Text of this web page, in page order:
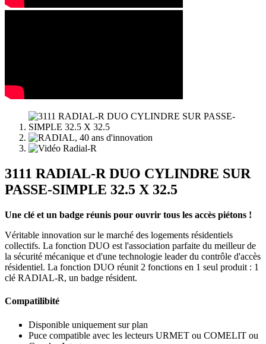
3111 RADIAL-R DUO CYLINDRE SUR
PASSE-SIMPLE 32.5 X 32.5
Une clé et un badge réunis pour ouvrir tous les accès piétons !
Véritable innovation sur le marché des logements résidentiels
collectifs. La fonction DUO est l'association parfaite du meilleur de
la sécurité mécanique et d'une technologie leader du contrôle d'accès
résidentiel. La fonction DUO réunit 2 fonctions en 1 seul produit : 1
clé RADIAL-R, un badge résident.
Compatilibité
Disponible uniquement sur plan
Puce compatible avec les lecteurs URMET ou COMELIT ou